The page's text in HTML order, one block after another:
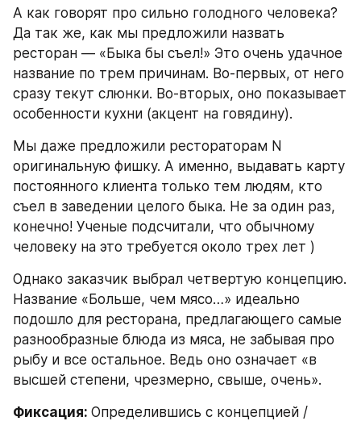
А как говорят про сильно голодного человека?
Да так же, как мы предложили назвать
ресторан — «Быка бы съел!» Это очень удачное
название по трем причинам. Во-первых, от него
сразу текут слюнки. Во-вторых, оно показывает
особенности кухни (акцент на говядину).
Мы даже предложили рестораторам N
оригинальную фишку. А именно, выдавать карту
постоянного клиента только тем людям, кто
съел в заведении целого быка. Не за один раз,
конечно! Ученые подсчитали, что обычному
человеку на это требуется около трех лет )
Однако заказчик выбрал четвертую концепцию.
Название «Больше, чем мясо…» идеально
подошло для ресторана, предлагающего самые
разнообразные блюда из мяса, не забывая про
рыбу и все остальное. Ведь оно означает «в
высшей степени, чрезмерно, свыше, очень».
Фиксация: Определившись с концепцией /